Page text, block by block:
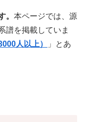
。 本ページでは、源
譜を掲載していま
人以上）
」とあ